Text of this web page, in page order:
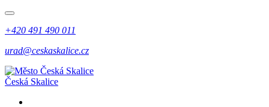
+420 491 490 011
urad@ceskaskalice.cz
Česká Skalice